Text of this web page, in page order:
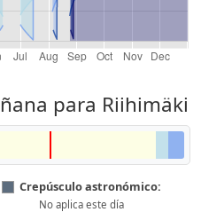
para Riihimäki
Crepúsculo astronómico:
No aplica este día